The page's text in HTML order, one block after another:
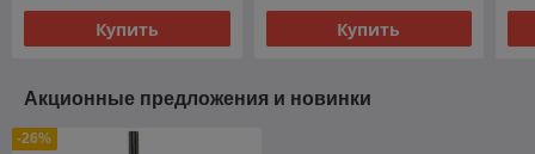
Купить Купить
Акционные предложения и новинки
-26%